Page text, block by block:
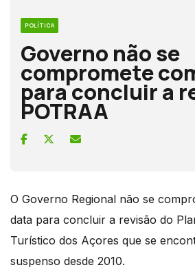
POLÍTICA
Governo não se
compromete
para concluir a
POTRAA
O Governo Regional não se
data para concluir a revisão do
Turístico dos Açores que se
suspenso desde 2010.